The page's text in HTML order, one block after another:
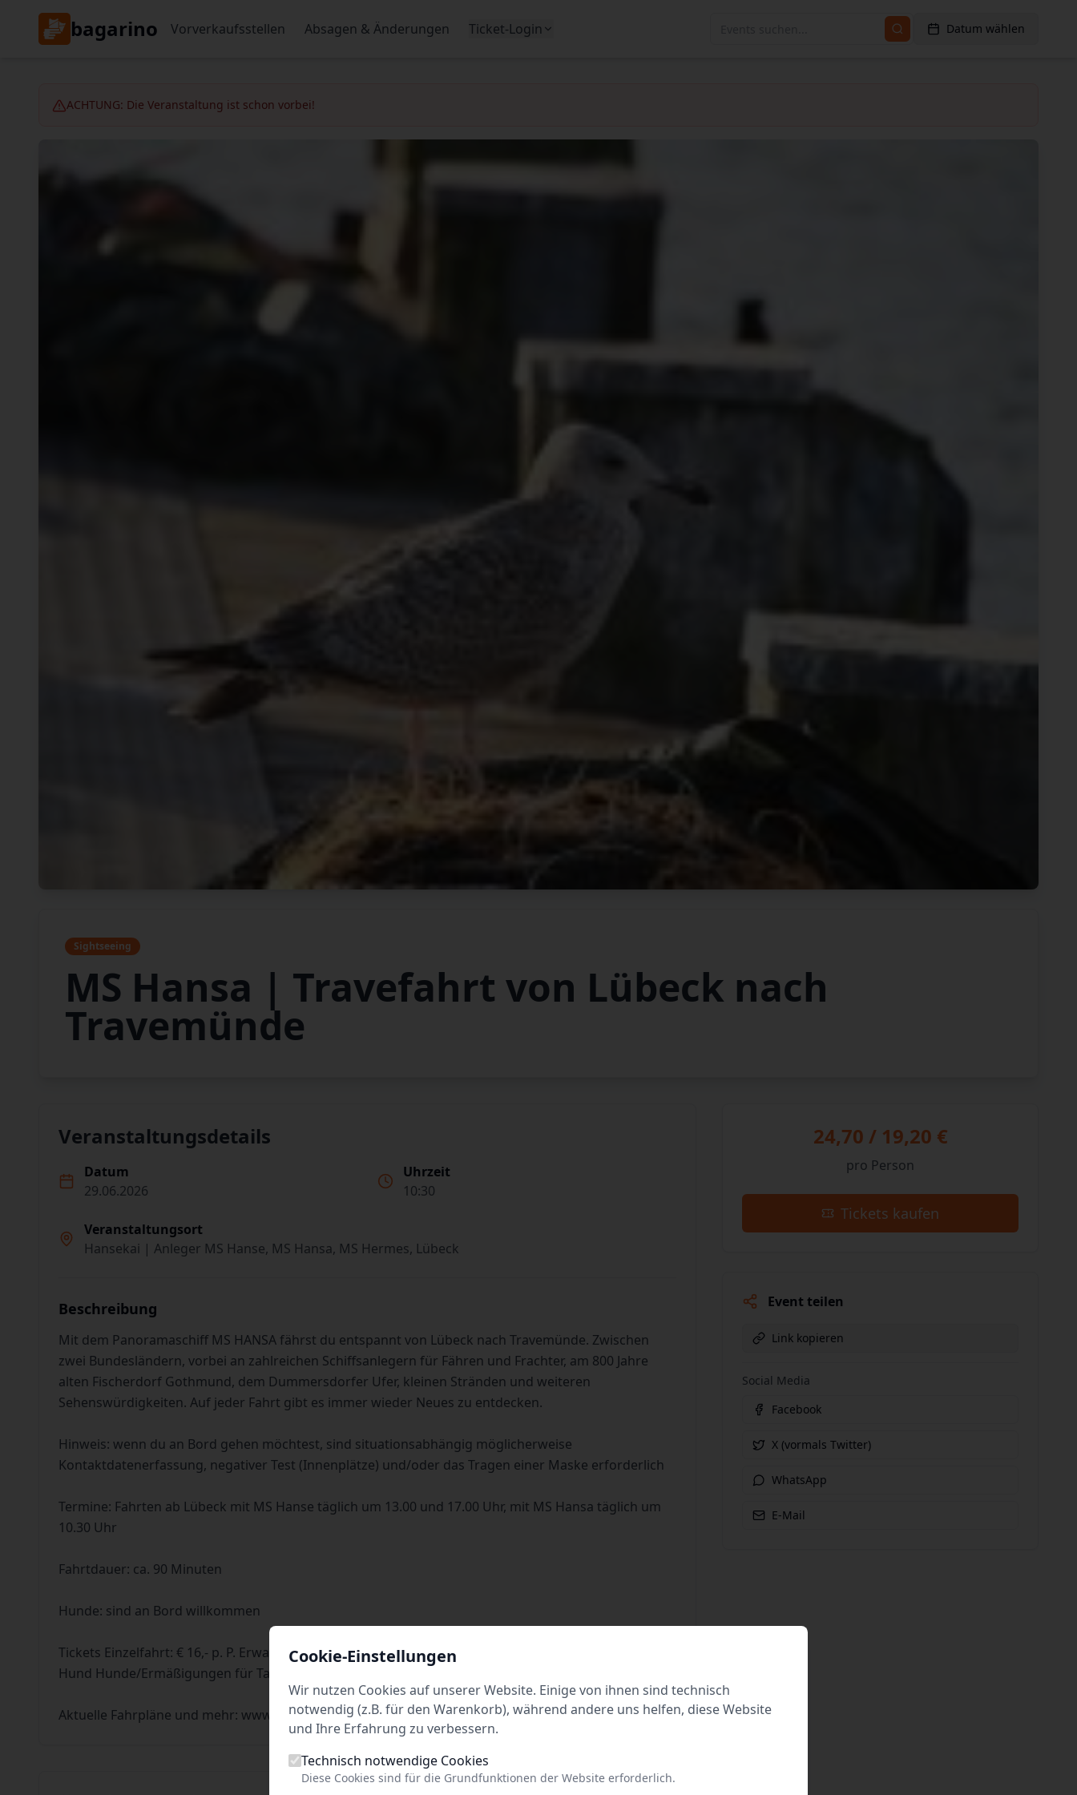
bagarino Vorverkaufsstellen Absagen & Änderungen Ticket-Login Datum wählen
ACHTUNG: Die Veranstaltung ist schon vorbei!
Sightseeing
MS Hansa | Travefahrt von Lübeck nach
Travemünde
Veranstaltungsdetails
Datum
29.06.2026
Uhrzeit
10:30
Veranstaltungsort
Hansekai | Anleger MS Hanse, MS Hansa, MS Hermes, Lübeck
Beschreibung
Mit dem Panoramaschiff MS HANSA fährst du entspannt von Lübeck nach Travemünde. Zwischen
zwei Bundesländern, vorbei an zahlreichen Schiffsanlegern für Fähren und Frachter, am 800 Jahre
alten Fischerdorf Gothmund, dem Dummersdorfer Ufer, kleinen Stränden und weiteren
Sehenswürdigkeiten. Auf jeder Fahrt gibt es immer wieder Neues zu entdecken.
Hinweis: wenn du an Bord gehen möchtest, sind situationsabhängig möglicherweise
Kontaktdatenerfassung, negativer Test (Innenplätze) und/oder das Tragen einer Maske erforderlich
Termine: Fahrten ab Lübeck mit MS Hanse täglich um 13.00 und 17.00 Uhr, mit MS Hansa täglich um
10.30 Uhr
Fahrtdauer: ca. 90 Minuten
Hunde: sind an Bord willkommen
Tickets Einzelfahrt: € 16,- p. P. Erwachsene/€ 11,- p. P. Kinder (4 bis 14 Jahre)/€ 8,- p. Fahrrad/€ 4,- p.
Hund Hunde/Ermäßigungen für Tages-Kombi-Ticket Hin- und Rückfahrt, Familien und Gruppen
Aktuelle Fahrpläne und mehr: www.hanseschifffahrt.de
24,70 / 19,20 €
pro Person
Tickets kaufen
Event teilen
Link kopieren
Social Media
Facebook
X (vormals Twitter)
WhatsApp
E-Mail
Cookie-Einstellungen
Wir nutzen Cookies auf unserer Website. Einige von ihnen sind technisch
notwendig (z.B. für den Warenkorb), während andere uns helfen, diese Website
und Ihre Erfahrung zu verbessern.
Technisch notwendige Cookies
Diese Cookies sind für die Grundfunktionen der Website erforderlich.